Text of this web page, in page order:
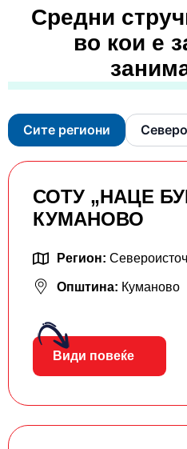
Средни
во кои е
Сите региони
СОТУ „НАЦЕ
КУМАНОВО
Регион:
Општина: Куманово
Види повеќе